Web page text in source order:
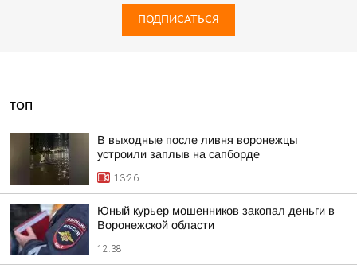
ПОДПИСАТЬСЯ
ТОП
В выходные после ливня воронежцы
устроили заплыв на сапборде
13:26
Юный курьер мошенников закопал деньги в
Воронежской области
12:38